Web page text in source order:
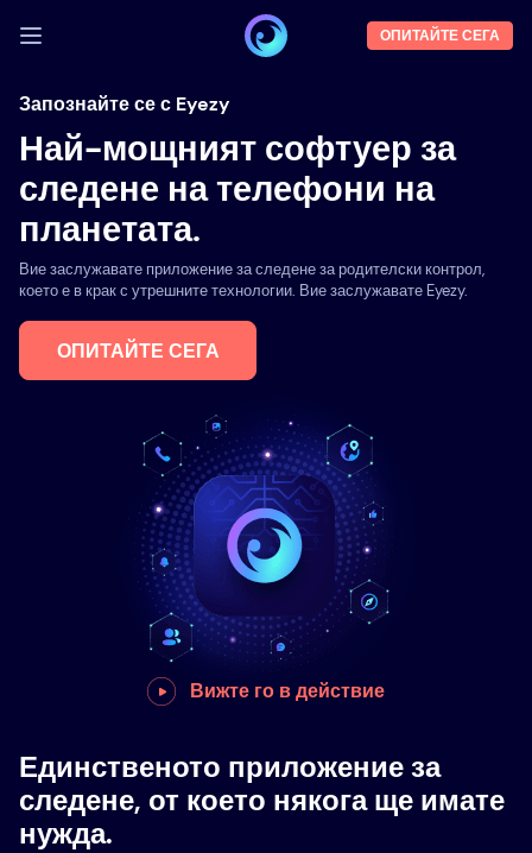
ВЛЕЗТЕ
Демо
Функции
За нас
Блог
ОПИТАЙТЕ СЕГА
Запознайте се с Eyezy
Най-мощният софтуер за
следене на телефони на
планетата.
Вие заслужавате приложение за следене за родителски контрол,
което е в крак с утрешните технологии. Вие заслужавате Eyezy.
ОПИТАЙТЕ СЕГА
Вижте го в действие
Единственото приложение за
следене, от което някога ще имате
нужда.